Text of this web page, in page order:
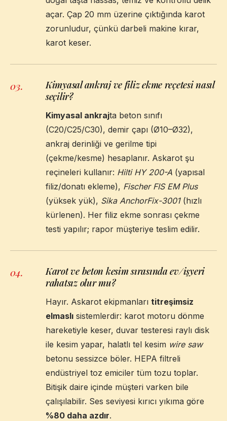
açar. Çap 20 mm üzerine çıktığında karot
zorunludur, çünkü darbeli makine kırar,
karot keser.
03.
Kimyasal ankraj ve filiz ekme reçetesi nasıl
seçilir?
Kimyasal ankrajta beton sınıfı
(C20/C25/C30), demir çapı (Ø10–Ø32),
ankraj derinliği ve gerilme tipi
(çekme/kesme) hesaplanır. Askarot şu
reçineleri kullanır: Hilti HY 200-A (yapısal
filiz/donatı ekleme), Fischer FIS EM Plus
(yüksek yük), Sika AnchorFix-3001(hızlı
kürlenen). Her filiz ekme sonrası çekme
testi yapılır; rapor müşteriye teslim edilir.
04.
Karot ve beton kesim sırasında ev/işyeri
rahatsız olur mu?
Hayır. Askarot ekipmanları titreşimsiz
elmaslı sistemlerdir: karot motoru dönme
hareketiyle keser, duvar testeresi raylı disk
ile kesim yapar, halatlı tel kesim wire saw
betonu sessizce böler. HEPA filtreli
endüstriyel toz emiciler tüm tozu toplar.
Bitişik daire içinde müşteri varken bile
çalışılabilir. Ses seviyesi kırıcı yıkıma göre
%80 daha azdır.